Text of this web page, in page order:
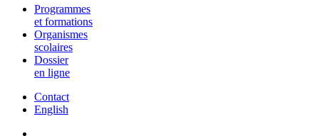
Programmes
et formations
Organismes
scolaires
Dossier
en ligne
Contact
English